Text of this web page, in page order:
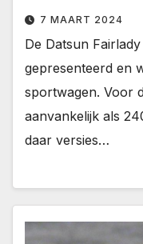
7 MAART 2024
De Datsun
gepresenteerd en
sportwagen. Voor
aanvankelijk als
daar versies…